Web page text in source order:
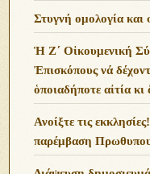
Στυγνή ομολογία και
Ἡ Ζ΄ Οἰκουμενική
Ἐπισκόπους νά
ὁποιαδήποτε αἰτία κι
Ανoίξτε τις
παρέμβαση